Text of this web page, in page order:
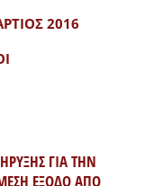
2016
ΓΙΑ ΤΗΝ
ΕΞΟΔΟ ΑΠΟ